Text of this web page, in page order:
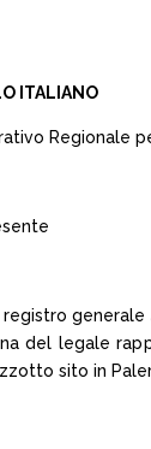
ITALIANO
Regionale
del legale
sito in